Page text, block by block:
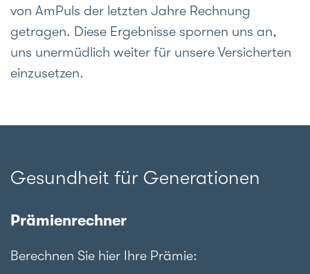
von AmPuls der letzten Jahre Rechnung
getragen. Diese Ergebnisse spornen uns an,
uns unermüdlich weiter für unsere Versicherten
einzusetzen.
Gesundheit für Generationen
Prämienrechner
Berechnen Sie hier Ihre Prämie: